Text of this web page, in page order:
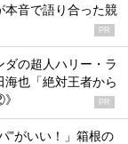
本音で語り合った競
PR
の超人ハリー・ラ
海也「絶対王者から
PR
”がいい！」箱根の